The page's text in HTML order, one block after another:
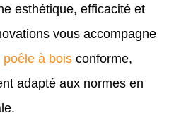
esthétique, efficacité et
vous accompagne
poêle à bois conforme,
adapté aux normes en